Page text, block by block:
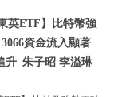
英ETF】比特幣強
資金流入顯著
升| 朱子昭 李溢琳